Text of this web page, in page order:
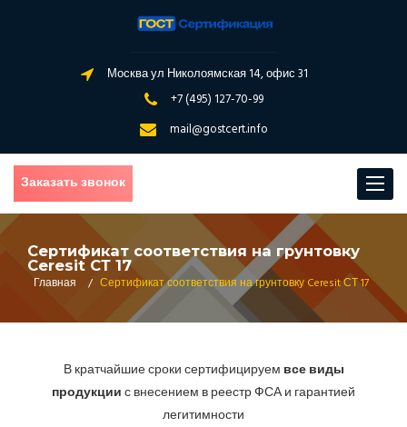
Москва ул Николоямская 14, офис 31
+7 (495) 127-70-99
mail@gostcert.info
Toggle
Заказать звонок
Сертификат соответствия на грунтовку
Ceresit СТ 17
Главная
/ Сертификат соответствия на грунтовку Ceresit СТ 17
В кратчайшие сроки сертифицируем все виды
продукциис внесением в реестр ФСА и гарантией
легитимности